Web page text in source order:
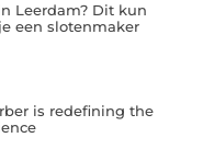
Leerdam? Dit kun
een slotenmaker
is redefining the